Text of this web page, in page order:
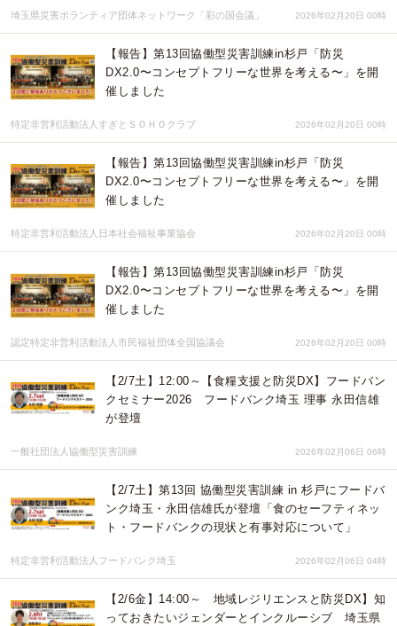
埼玉県災害ボランティア団体ネットワーク「彩の国会議」 2026年02月20日 00時
【報告】第13回協働型災害訓練in杉戸「防災
DX2.0〜コンセプトフリーな世界を考える〜」を開
催しました
特定非営利活動法人すぎとＳＯＨＯクラブ 2026年02月20日 00時
【報告】第13回協働型災害訓練in杉戸「防災
DX2.0〜コンセプトフリーな世界を考える〜」を開
催しました
特定非営利活動法人日本社会福祉事業協会 2026年02月20日 00時
【報告】第13回協働型災害訓練in杉戸「防災
DX2.0〜コンセプトフリーな世界を考える〜」を開
催しました
認定特定非営利活動法人市民福祉団体全国協議会 2026年02月20日 00時
【2/7土】12:00～【食糧支援と防災DX】フードバン
クセミナー2026 フードバンク埼玉 理事 永田信雄
が登壇
一般社団法人協働型災害訓練 2026年02月06日 06時
【2/7土】第13回 協働型災害訓練 in 杉戸にフードバ
ンク埼玉・永田信雄氏が登壇「食のセーフティネッ
ト・フードバンクの現状と有事対応について」
特定非営利活動法人フードバンク埼玉 2026年02月06日 04時
【2/6金】14:00～ 地域レジリエンスと防災DX】知
っておきたいジェンダーとインクルーシブ 埼玉県